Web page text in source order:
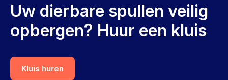
Uw dierbare spullen veilig
opbergen? Huur een kluis
Kluis huren